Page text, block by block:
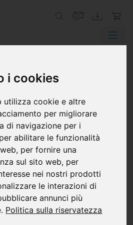
i cookies
utilizza cookie e altre
per migliorare
di navigazione per i
per abilitare le funzionalità
, per fornire una
sul sito web, per
nei nostri prodotti
le interazioni di
annunci più
. Politica sulla riservatezza
A VUOTO
CIÒ CHE
parti di macchine o
e i sistemi per il vuoto
soluzione giusta per fissare con il
una lavorazione di